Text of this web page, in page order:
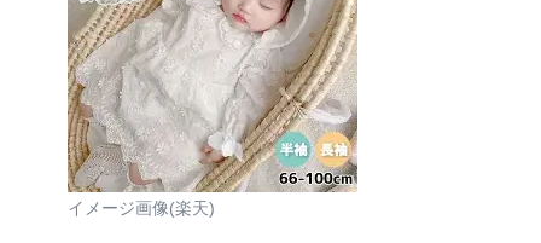
イメージ画像(楽天)